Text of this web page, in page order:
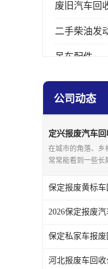
废旧汽车回
二手柴油发
吊车配件
挖掘机拆车
公司动态
定兴报废汽车
上门回收处理
在城市的角落、乡
常常能看到一些长
河北报废车回